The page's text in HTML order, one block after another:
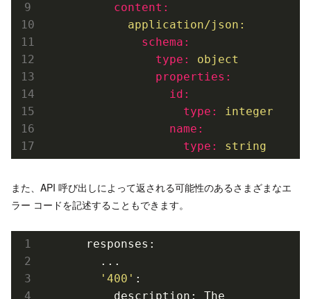
          content:
application/json:
              schema:
                type:
object
                properties:
                  id:
                    type:
integer
                  name:
                    type:
string
また、API 呼び出しによって返される可能性のあるさまざまなエ
ラー コードを記述することもできます。
      responses:
'400' :